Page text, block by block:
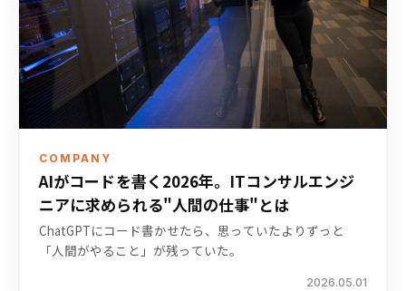
COMPANY
AIがコードを書く2026年。ITコンサルエンジ
ニアに求められる"人間の仕事"とは
ChatGPTにコード書かせたら、思っていたよりずっと
「人間がやること」が残っていた。
2026.05.01